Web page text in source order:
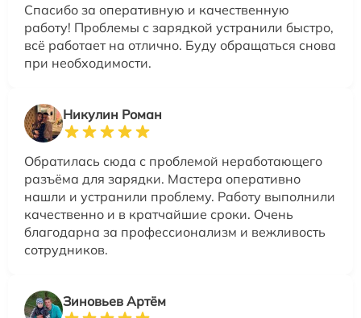
Спасибо за оперативную и качественную
работу! Проблемы с зарядкой устранили быстро,
всё работает на отлично. Буду обращаться снова
при необходимости.
Никулин Роман
Обратилась сюда с проблемой неработающего
разъёма для зарядки. Мастера оперативно
нашли и устранили проблему. Работу выполнили
качественно и в кратчайшие сроки. Очень
благодарна за профессионализм и вежливость
сотрудников.
Зиновьев Артём